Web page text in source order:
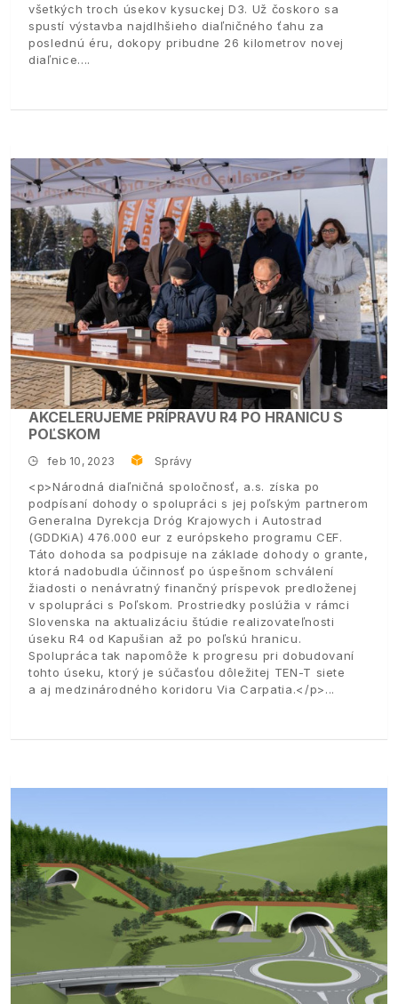
všetkých troch úsekov kysuckej D3. Už čoskoro sa
spustí výstavba najdlhšieho diaľničného ťahu za
poslednú éru, dokopy pribudne 26 kilometrov novej
diaľnice.
AKCELERUJEME PRÍPRAVU R4 PO HRANICU S
POĽSKOM
feb 10, 2023 Správy
<p>Národná diaľničná spoločnosť, a.s. získa po
podpísaní dohody o spolupráci s jej poľským partnerom
Generalna Dyrekcja Dróg Krajowych i Autostrad
(GDDKiA) 476.000 eur z európskeho programu CEF.
Táto dohoda sa podpisuje na základe dohody o grante,
ktorá nadobudla účinnosť po úspešnom schválení
žiadosti o nenávratný finančný príspevok predloženej
v spolupráci s Poľskom. Prostriedky poslúžia v rámci
Slovenska na aktualizáciu štúdie realizovateľnosti
úseku R4 od Kapušian až po poľskú hranicu.
Spolupráca tak napomôže k progresu pri dobudovaní
tohto úseku, ktorý je súčasťou dôležitej TEN-T siete
a aj medzinárodného koridoru Via Carpatia.</p>